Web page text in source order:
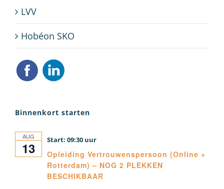
LVV
Hobéon SKO
Binnenkort starten
AUG
13 09:30
Opleiding Vertrouwenspersoon (Online +
Rotterdam) – NOG 2 PLEKKEN
BESCHIKBAAR